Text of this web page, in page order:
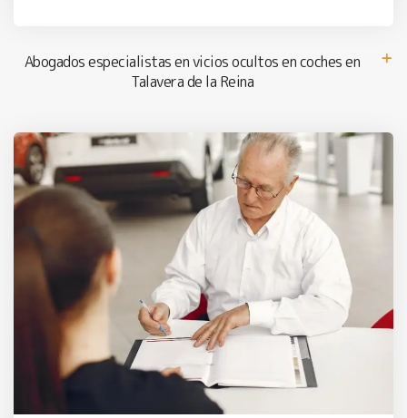
Abogados especialistas en vicios ocultos en coches en
Talavera de la Reina